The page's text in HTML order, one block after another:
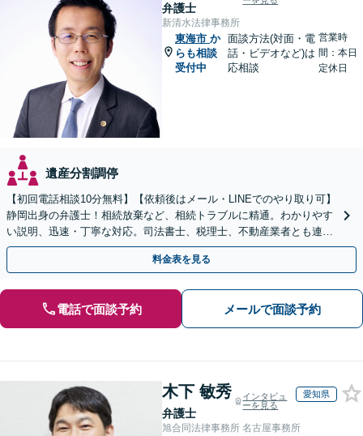
弁護士
新清水法律事務所
東海市 か
らも相談
受付中
面談方法(対面・電
話・ビデオなど)は
応相談
営業時
間：本日
定休日
遺産分割調停
【初回電話相談10分無料】【依頼後はメール・LINEでのやり取り可】
静岡出身の弁護士！相続放棄など、相続トラブルに精通。わかりやす
い説明、迅速・丁寧な対応。司法書士、税理士、不動産業者とも連携
し、遺産相続をトータルサポート【完全個室相談】
料金表を見る
電話で面談予約 メールで面談予約
木下 敏秀
弁護士
インタビュ
ーを見る
愛知県
旭合同法律事務所 名古屋事務所